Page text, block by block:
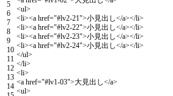
5
6
7
8
9
10
11
12
13
14
<ul>
<li><a href="#lv2-21">小見出し</a></li>
<li><a href="#lv2-22">小見出し</a></li>
<li><a href="#lv2-23">小見出し</a></li>
<li><a href="#lv2-24">小見出し</a></li>
</ul>
</li>
<li>
<a href="#lv1-03">大見出し</a>
<ul>